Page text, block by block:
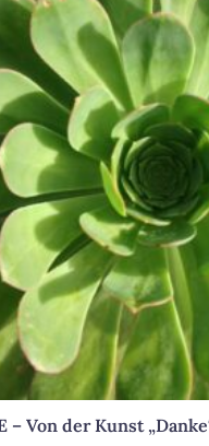
– Von der Kunst